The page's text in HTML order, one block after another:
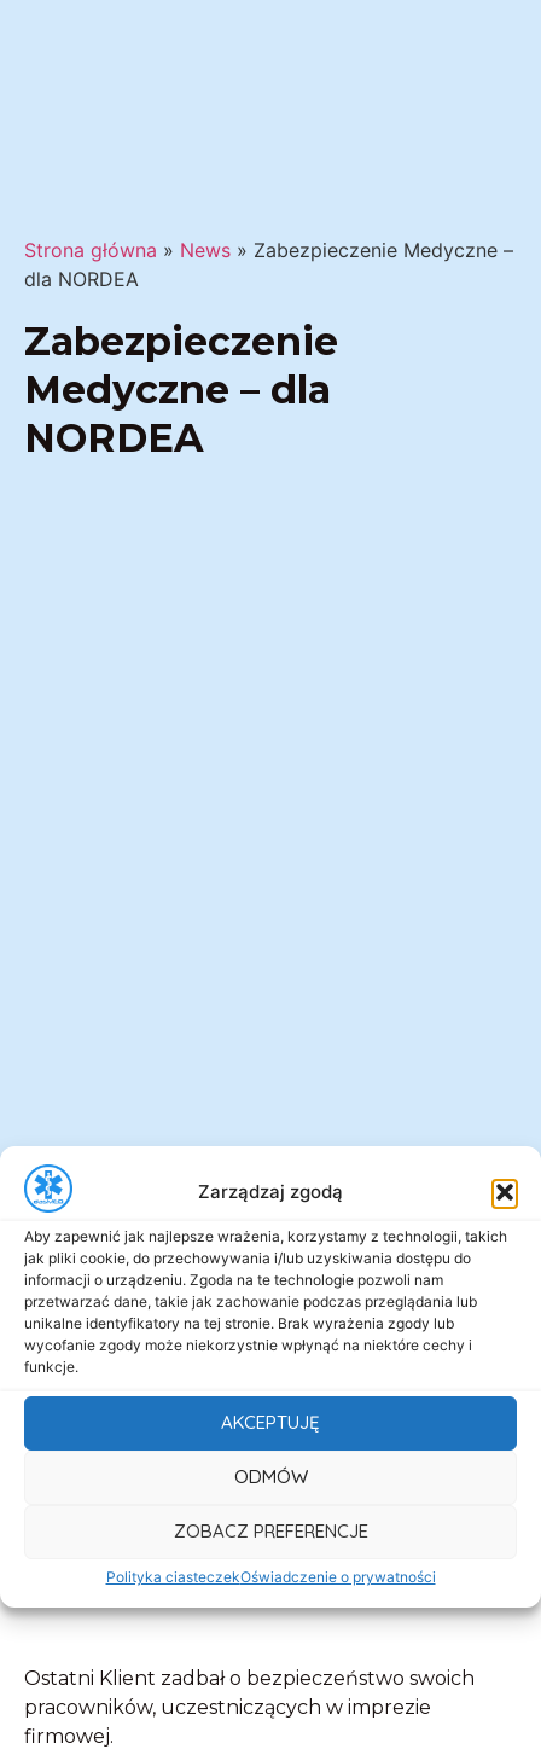
Zarządzaj zgodą
Aby zapewnić jak najlepsze wrażenia, korzystamy z technologii, takich
jak pliki cookie, do przechowywania i/lub uzyskiwania dostępu do
informacji o urządzeniu. Zgoda na te technologie pozwoli nam
przetwarzać dane, takie jak zachowanie podczas przeglądania lub
unikalne identyfikatory na tej stronie. Brak wyrażenia zgody lub
wycofanie zgody może niekorzystnie wpłynąć na niektóre cechy i
funkcje.
AKCEPTUJĘ
ODMÓW
ZOBACZ PREFERENCJE
Polityka ciasteczekOświadczenie o prywatności
Strona główna » News » Zabezpieczenie Medyczne –
dla NORDEA
Zabezpieczenie
Medyczne – dla
NORDEA
Ostatni Klient zadbał o bezpieczeństwo swoich
pracowników, uczestniczących w imprezie
firmowej.